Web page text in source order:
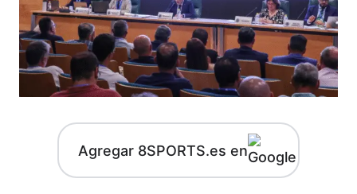
Agregar 8SPORTS.es en